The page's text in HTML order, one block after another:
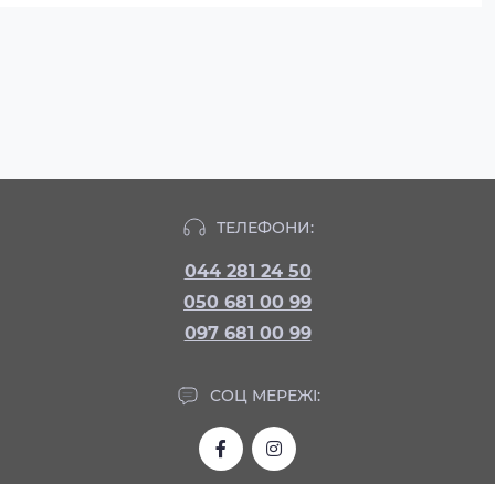
ТЕЛЕФОНИ:
044 281 24 50
050 681 00 99
097 681 00 99
СОЦ МЕРЕЖІ: